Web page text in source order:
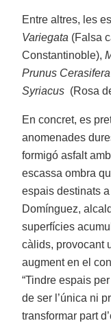
Entre altres, les
Variegata (Falsa
Constantinoble),
Prunus Cerasifera
Syriacus (Rosa
En concret, es
anomenades
formigó asfalt
escassa ombra
espais destinats
Domínguez,
superfícies
càlids, provocant
augment en el
“Tindre espais
de ser l’única ni
transformar part